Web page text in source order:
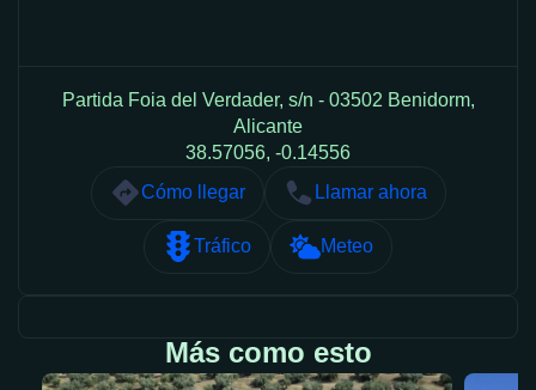
Partida Foia del Verdader, s/n - 03502 Benidorm,
Alicante
38.57056, -0.14556
Cómo llegar
Llamar ahora
Tráfico Meteo
Más como esto